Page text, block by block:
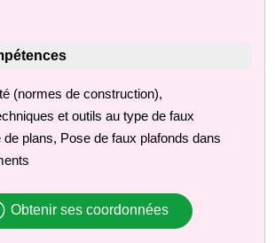
(normes de construction),
et outils au type de faux
de plans, Pose de faux plafonds dans
Obtenir ses coordonnées